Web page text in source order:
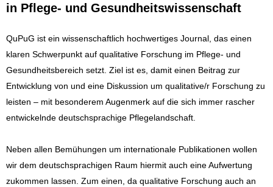
in Pflege- und Gesundheitswissenschaft
QuPuG ist ein wissenschaftlich hochwertiges Journal, das einen
klaren Schwerpunkt auf qualitative Forschung im Pflege- und
Gesundheitsbereich setzt. Ziel ist es, damit einen Beitrag zur
Entwicklung von und eine Diskussion um qualitative/r Forschung zu
leisten – mit besonderem Augenmerk auf die sich immer rascher
entwickelnde deutschsprachige Pflegelandschaft.
Neben allen Bemühungen um internationale Publikationen wollen
wir dem deutschsprachigen Raum hiermit auch eine Aufwertung
zukommen lassen. Zum einen, da qualitative Forschung auch an